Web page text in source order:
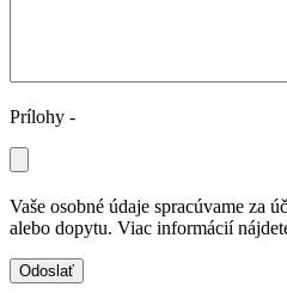
Prílohy -
Vaše osobné údaje spracúvame za
alebo dopytu. Viac informácií